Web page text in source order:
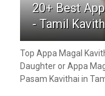
20+ Best
- Tamil
Top Appa Magal
Daughter or Appa
Pasam Kavithai in